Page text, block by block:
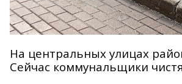
На центральных улицах
Сейчас коммунальщики